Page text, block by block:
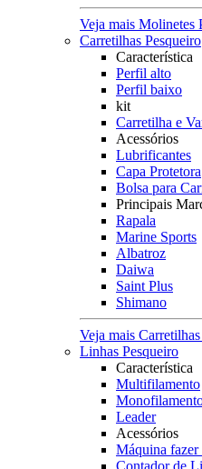
Veja mais Molinetes
Carretilhas Pesqueiro
Característica
Perfil alto
Perfil baixo
kit
Carretilha e
Acessórios
Lubrificantes
Capa Protetora
Bolsa para
Principais
Rapala
Marine Sports
Albatroz
Daiwa
Saint Plus
Shimano
Veja mais
Linhas Pesqueiro
Característica
Multifilamento
Leader
Acessórios
Máquina
Contador de